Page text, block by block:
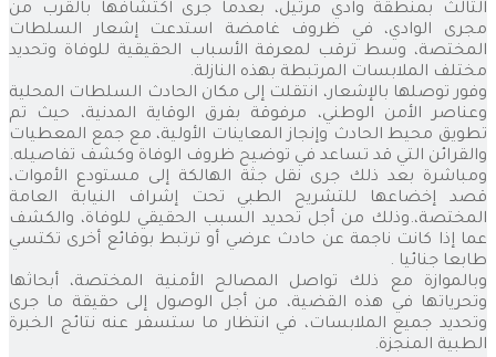
الثالث بمنطقة وادي مرتيل، بعدما جرى اكتشافها بالقرب من
مجرى الوادي، في ظروف غامضة استدعت إشعار السلطات
المختصة، وسط ترقب لمعرفة الأسباب الحقيقية للوفاة وتحديد
مختلف الملابسات المرتبطة بهذه النازلة.
وفور توصلها بالإشعار، انتقلت إلى مكان الحادث السلطات المحلية
وعناصر الأمن الوطني، مرفوقة بفرق الوقاية المدنية، حيث تم
تطويق محيط الحادث وإنجاز المعاينات الأولية، مع جمع المعطيات
والقرائن التي قد تساعد في توضيح ظروف الوفاة وكشف تفاصيله.
ومباشرة بعد ذلك جرى نقل جثة الهالكة إلى مستودع الأموات،
قصد إخضاعها للتشريح الطبي تحت إشراف النيابة العامة
المختصة،.وذلك من أجل تحديد السبب الحقيقي للوفاة، والكشف
عما إذا كانت ناجمة عن حادث عرضي أو ترتبط بوقائع أخرى تكتسي
طابعا جنائيا .
وبالموازة مع ذلك تواصل المصالح الأمنية المختصة، أبحاثها
وتحرياتها في هذه القضية، من أجل الوصول إلى حقيقة ما جرى
وتحديد جميع الملابسات، في انتظار ما ستسفر عنه نتائج الخبرة
الطبية المنجزة.